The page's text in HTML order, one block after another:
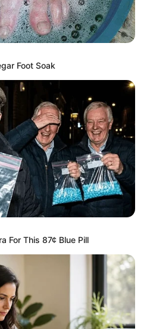
อีเว้นท์ออกมาไม่ขาดสาย
ำหนักอีกด้วย เรียกได้ว่าเงิน
ก่อนหน้าที่จะมาใช้ชื่อนี้ สาว
และปัจจุบัน
มีความรุ่งเรืองก็ทำให้ชีวิตขอ
งชื่อได้บอกเอาไว้ไม่มีผิดเลย
Foot Soak
For This 87¢ Blue Pill